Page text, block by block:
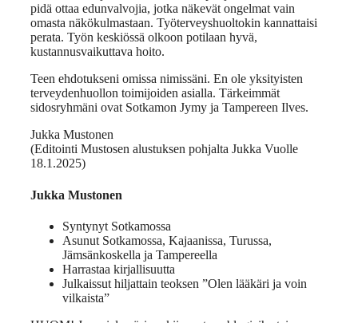
pidä ottaa edunvalvojia, jotka näkevät ongelmat vain
omasta näkökulmastaan. Työterveyshuoltokin kannattaisi
perata. Työn keskiössä olkoon potilaan hyvä,
kustannusvaikuttava hoito.
Teen ehdotukseni omissa nimissäni. En ole yksityisten
terveydenhuollon toimijoiden asialla. Tärkeimmät
sidosryhmäni ovat Sotkamon Jymy ja Tampereen Ilves.
Jukka Mustonen
(Editointi Mustosen alustuksen pohjalta Jukka Vuolle
18.1.2025)
Jukka Mustonen
Syntynyt Sotkamossa
Asunut Sotkamossa, Kajaanissa, Turussa,
Jämsänkoskella ja Tampereella
Harrastaa kirjallisuutta
Julkaissut hiljattain teoksen ”Olen lääkäri ja voin
vilkaista”